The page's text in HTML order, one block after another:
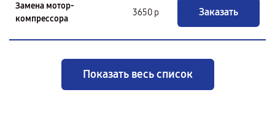
Замена мотор-
компрессора
3650 р Заказать
Показать весь список